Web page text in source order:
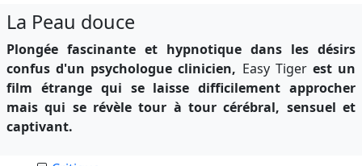
La Peau douce
Plongée fascinante et hypnotique dans les désirs
confus d'un psychologue clinicien, Easy Tigerest un
film étrange qui se laisse difficilement approcher
mais qui se révèle tour à tour cérébral, sensuel et
captivant.